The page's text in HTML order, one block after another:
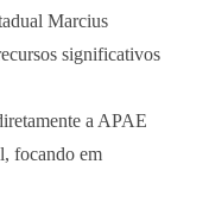
Marcius
significativos
a APAE
focando em